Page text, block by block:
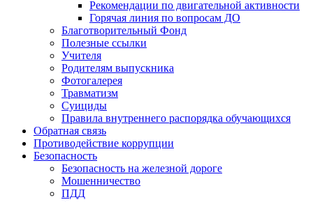
Рекомендации по двигательной активности
Горячая линия по вопросам ДО
Благотворительный Фонд
Полезные ссылки
Учителя
Родителям выпускника
Фотогалерея
Травматизм
Суициды
Правила внутреннего распорядка обучающихся
Обратная связь
Противодействие коррупции
Безопасность
Безопасность на железной дороге
Мошенничество
ПДД